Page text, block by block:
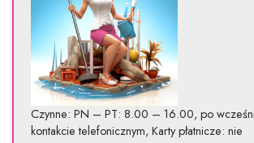
Czynne: PN – PT: 8.00 – 16.00, po
kontakcie telefonicznym, Karty płatnicze: nie